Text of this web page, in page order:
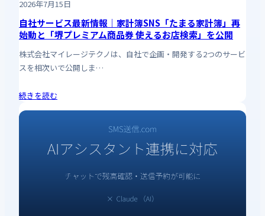
2026年7月15日
自社サービス最新情報｜家計簿SNS「たまる家計簿」再
始動と「堺プレミアム商品券 使えるお店検索」を公開
株式会社マイレージテクノは、自社で企画・開発する2つのサービ
スを相次いで公開しま…
続きを読む